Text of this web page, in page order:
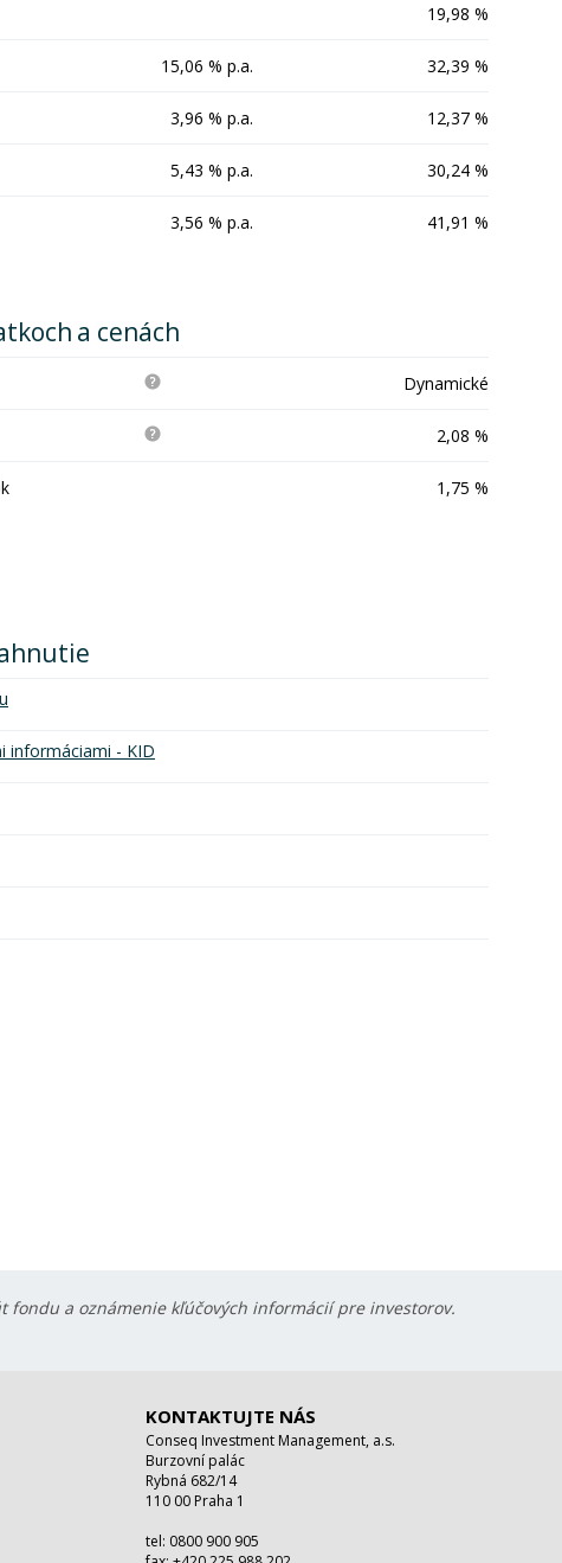
19,98 %
15,06 % p.a. 32,39 %
3,96 % p.a. 12,37 %
5,43 % p.a. 30,24 %
3,56 % p.a. 41,91 %
a cenách
Dynamické
2,08 %
1,75 %
informáciami - KID
fondu a oznámenie kľúčových informácií pre investorov.
KONTAKTUJTE NÁS
Conseq Investment Management, a.s.
Burzovní palác
Rybná 682/14
110 00 Praha 1
tel: 0800 900 905